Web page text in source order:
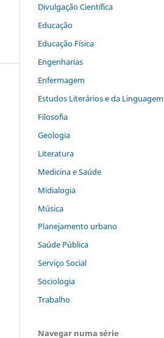
Divulgação Científica
Educação
Educação Física
Engenharias
Enfermagem
Estudos Literários e da Linguagem
Filosofia
Geologia
Literatura
Medicina e Saúde
Midialogia
Música
Planejamento urbano
Saúde Pública
Serviço Social
Sociologia
Trabalho
Navegar numa série